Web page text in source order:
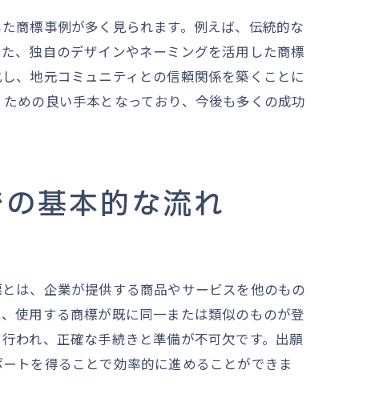
商標事例が多く見られます。例えば、伝統的な
、独自のデザインやネーミングを活用した商標
、地元コミュニティとの信頼関係を築くことに
めの良い手本となっており、今後も多くの成功
基本的な流れ
は、企業が提供する商品やサービスを他のもの
使用する商標が既に同一または類似のものが登
われ、正確な手続きと準備が不可欠です。出願
トを得ることで効率的に進めることができま